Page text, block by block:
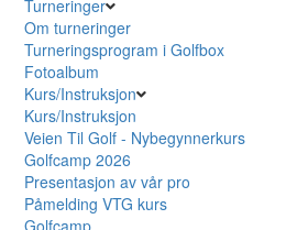
Turneringer
Om turneringer
Turneringsprogram i Golfbox
Fotoalbum
Kurs/Instruksjon
Kurs/Instruksjon
Veien Til Golf - Nybegynnerkurs
Golfcamp 2026
Presentasjon av vår pro
Påmelding VTG kurs
Golfcamp